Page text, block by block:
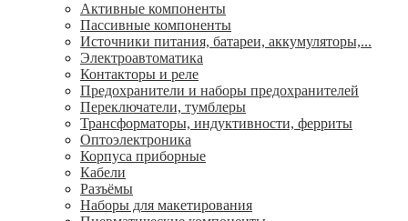
Активные компоненты
Пассивные компоненты
Источники питания, батареи, аккумуляторы,...
Электроавтоматика
Контакторы и реле
Предохранители и наборы предохранителей
Переключатели, тумблеры
Трансформаторы, индуктивности, ферриты
Oптоэлектроника
Корпуса приборные
Кабели
Разъёмы
Наборы для макетирования